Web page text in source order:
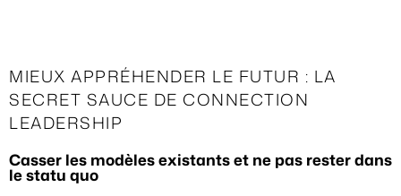
MIEUX APPRÉHENDER LE FUTUR : LA
SECRET SAUCE DE CONNECTION
LEADERSHIP
Casser les modèles existants et ne pas rester dans
le statu quo